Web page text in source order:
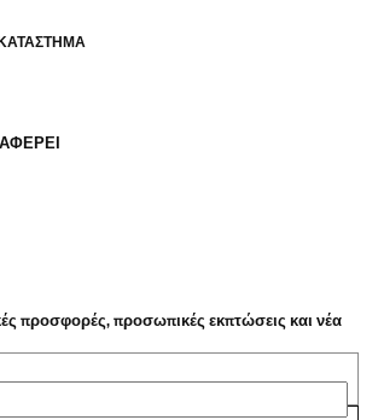
προσφορές, προσωπικές εκπτώσεις και νέα